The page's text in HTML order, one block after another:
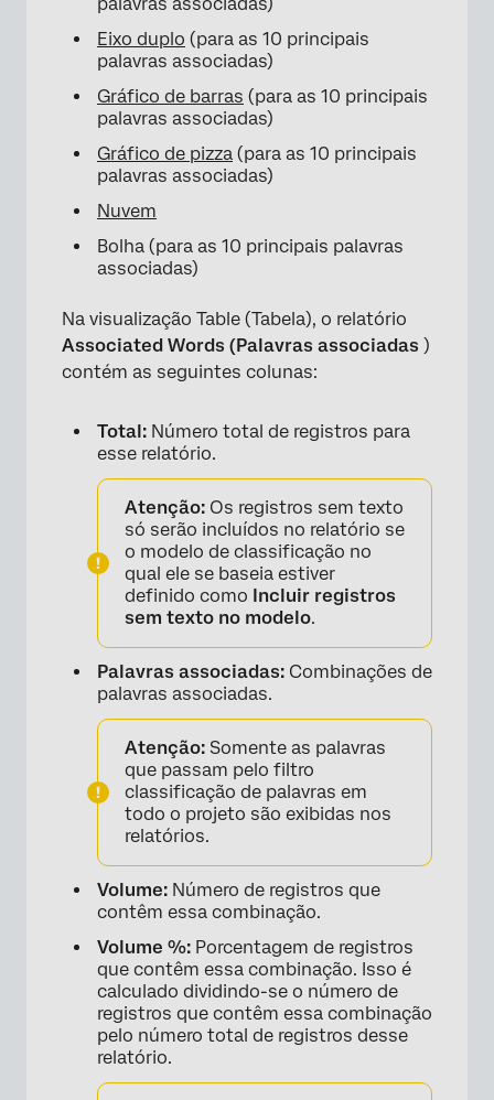
Eixo duplo (para as 10 principais
palavras associadas)
Gráfico de barras (para as 10 principais
palavras associadas)
Gráfico de pizza (para as 10 principais
palavras associadas)
Nuvem
Bolha (para as 10 principais palavras
associadas)
Na visualização Table (Tabela), o relatório
Associated Words (Palavras associadas )
contém as seguintes colunas:
Total: Número total de registros para
esse relatório.
Atenção: Os registros sem texto
só serão incluídos no relatório se
o modelo de classificação no
qual ele se baseia estiver
definido como Incluir registros
sem texto no modelo.
Palavras associadas: Combinações de
palavras associadas.
Atenção: Somente as palavras
que passam pelo filtro
classificação de palavras em
todo o projeto são exibidas nos
relatórios.
Volume: Número de registros que
contêm essa combinação.
Volume %: Porcentagem de registros
que contêm essa combinação. Isso é
calculado dividindo-se o número de
registros que contêm essa combinação
pelo número total de registros desse
relatório.